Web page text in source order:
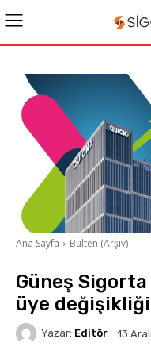
Ana Sayfa Bülten (Arşiv)
Güneş
üye değişikliği
Yazar: Editör 13